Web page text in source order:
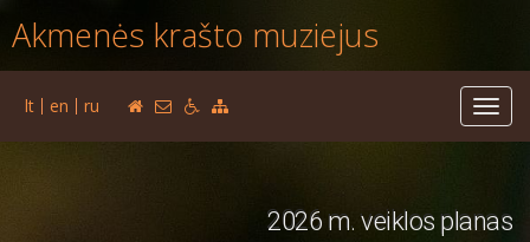
Akmenės krašto muziejus
lt en ru
2026 m. veiklos planas